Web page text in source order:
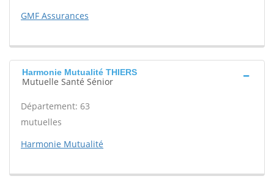
GMF Assurances
Harmonie Mutualité THIERS
Mutuelle Santé Sénior
Département: 63
mutuelles
Harmonie Mutualité